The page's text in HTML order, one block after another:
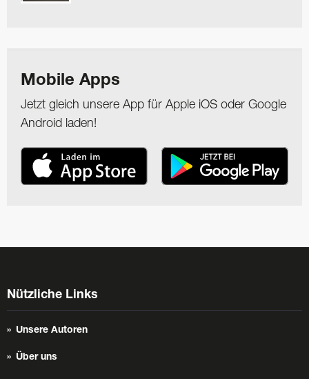
Mobile Apps
Jetzt gleich unsere App für Apple iOS oder Google
Android laden!
Nützliche Links
Unsere Autoren
Über uns